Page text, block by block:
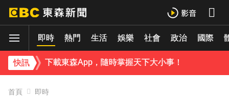
颱風 即時 熱門 生活 娛樂 社會 政治 國際
快訊
羅美玲連生三胎！自爆與尪「2年沒接吻」白家綺急拱放閃
下載東森App，隨時掌握天下大小事！
遠見天下創辦人高希均辭世 享耆壽90歲
首頁 即時